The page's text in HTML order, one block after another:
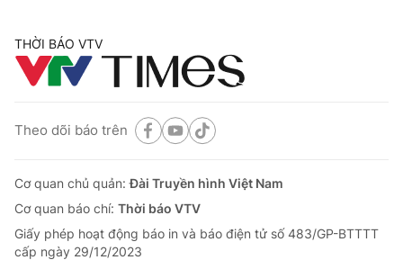
THỜI BÁO VTV
Theo dõi báo trên
Cơ quan chủ quản:Đài Truyền hình Việt Nam
Cơ quan báo chí: Thời báo VTV
Giấy phép hoạt động báo in và báo điện tử số 483/GP-BTTTT
cấp ngày 29/12/2023